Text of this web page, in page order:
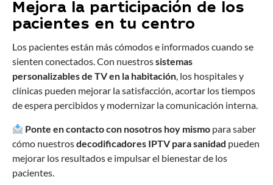
Mejora la participación de los
pacientes en tu centro
Los pacientes están más cómodos e informados cuando se
sienten conectados. Con nuestrossistemas
personalizables de TV en la habitación, los hospitales y
clínicas pueden mejorar la satisfacción, acortar los tiempos
de espera percibidos y modernizar la comunicación interna.
Ponte en contacto con nosotros hoy mismo para saber
cómo nuestrosdecodificadores IPTV para sanidad pueden
mejorar los resultados e impulsar el bienestar de los
pacientes.